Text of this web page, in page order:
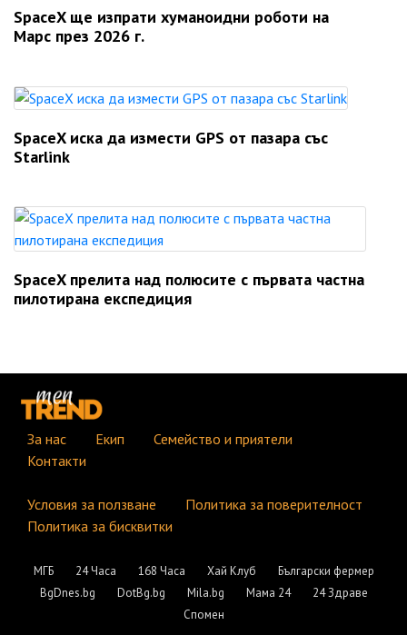
SpaceX ще изпрати хуманоидни роботи на
Марс през 2026 г.
SpaceX иска да измести GPS от пазара със
Starlink
SpaceX прелита над полюсите с първата частна
пилотирана експедиция
За нас Екип
Семейство и приятели
Контакти
Условия за ползване
Политика за поверителност
Политика за бисквитки
МГБ 24 Часа 168 Часа Хай Клуб
Български фермер
BgDnes.bg
DotBg.bg Mila.bg Мама 24
24 Здраве
Спомен